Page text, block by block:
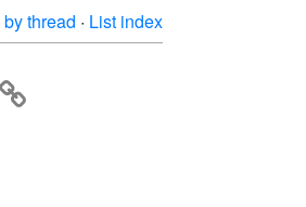
by thread · List index